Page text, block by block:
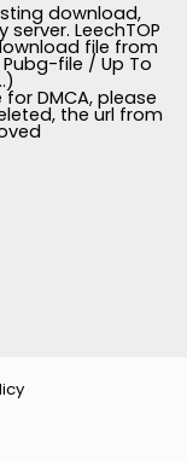
download,
LeechTOP
file from
file / Up To
DMCA, please
the url from